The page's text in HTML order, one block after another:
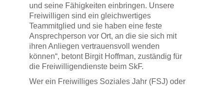
und seine Fähigkeiten einbringen. Unsere
Freiwilligen sind ein gleichwertiges
Teammitglied und sie haben eine feste
Ansprechperson vor Ort, an die sie sich mit
ihren Anliegen vertrauensvoll wenden
können“, betont Birgit Hoffman, zuständig für
die Freiwilligendienste beim SkF.
Wer ein Freiwilliges Soziales Jahr (FSJ) oder